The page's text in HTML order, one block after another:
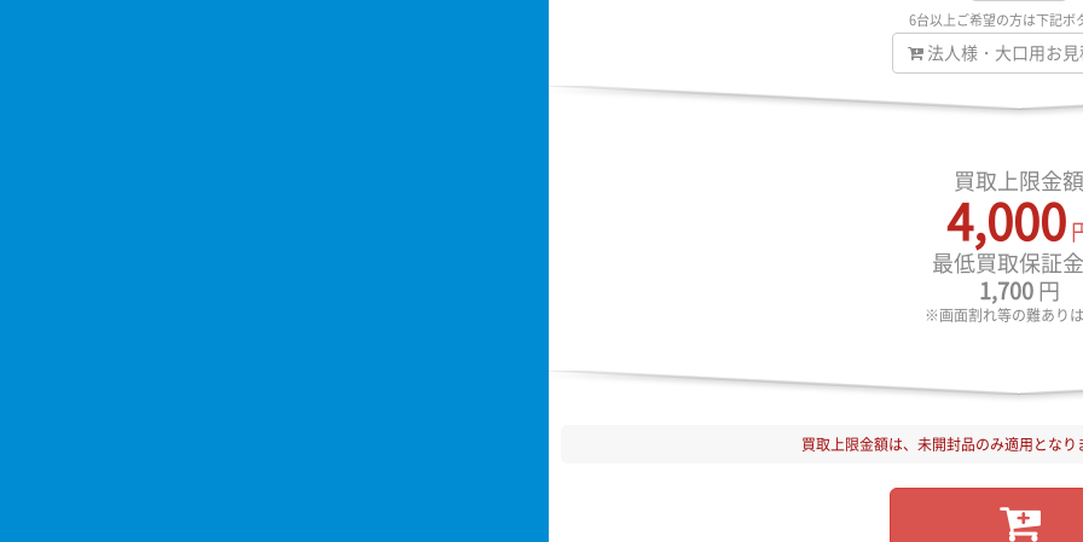
6台以上ご希望の方は下記ボ
法人様・大口用お
買取上限金額
4,000
最低買取保証
1,700円
※画面割れ等の難あり
買取上限金額は、未開封品のみ適用とな